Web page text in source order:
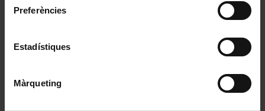
Preferències
Estadístiques
Màrqueting